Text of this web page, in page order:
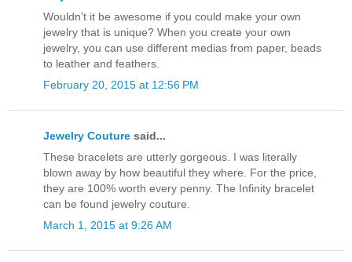
Wouldn't it be awesome if you could make your own
jewelry that is unique? When you create your own
jewelry, you can use different medias from paper, beads
to leather and feathers.
February 20, 2015 at 12:56 PM
Jewelry Couture said...
These bracelets are utterly gorgeous. I was literally
blown away by how beautiful they where. For the price,
they are 100% worth every penny. The Infinity bracelet
can be found jewelry couture.
March 1, 2015 at 9:26 AM